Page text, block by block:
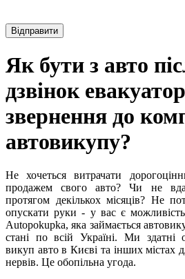
Як бути з авто
дзвінок
звернення до
автовикупу?
Не хочеться витрачати
продажем свого авто? Чи не
протягом декількох місяців? Не
опускати руки - у вас є
Autopokupka, яка займається
стані по всій Україні. Ми здатні
викуп авто в Києві та інших містах
нервів. Це обопільна угода.